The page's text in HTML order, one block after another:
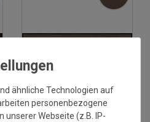
Versandkostenfrei*
ähnliche Technologien auf
personenbezogene
unserer Webseite (z.B. IP-